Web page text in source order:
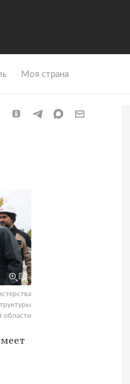
Моя страна
области